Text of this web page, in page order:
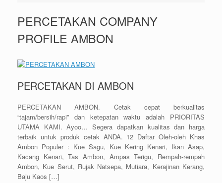
PERCETAKAN COMPANY
PROFILE AMBON
PERCETAKAN DI AMBON
PERCETAKAN AMBON. Cetak cepat berkualitas
“tajam/bersih/rapi” dan ketepatan waktu adalah PRIORITAS
UTAMA KAMI. Ayoo… Segera dapatkan kualitas dan harga
terbaik untuk produk cetak ANDA. 12 Daftar Oleh-oleh Khas
Ambon Populer : Kue Sagu, Kue Kering Kenari, Ikan Asap,
Kacang Kenari, Tas Ambon, Ampas Terigu, Rempah-rempah
Ambon, Kue Serut, Rujak Natsepa, Mutiara, Kerajinan Kerang,
Baju Kaos […]